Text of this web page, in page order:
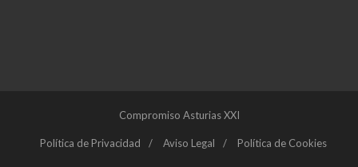
Compromiso Asturias XXI
Política de Privacidad Aviso Legal Política de Cookies